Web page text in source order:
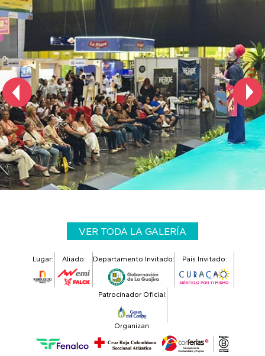
VER TODA LA GALERÍA
Lugar: Aliado: Departamento Invitado: País Invitado:
Patrocinador Oficial:
Organizan: